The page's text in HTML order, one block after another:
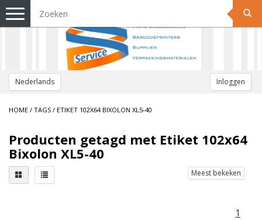
Nederlands Inloggen
Toggle
navigation
HOME / TAGS / ETIKET 102X64 BIXOLON XL5-40
Producten getagd met Etiket 102x64
Bixolon XL5-40
Meest bekeken
1